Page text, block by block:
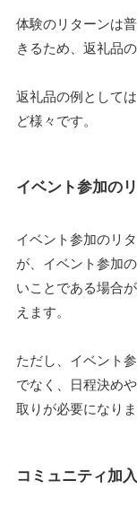
体験のリターンは
きるため、返礼品
返礼品の例として
ど様々です。
イベント参加の
イベント参加のリ
が、イベント参加
いことである場合
えます。
ただし、イベント
でなく、日程決め
取りが必要になりま
コミュニティ加